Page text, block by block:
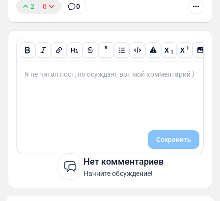
2 0 0
" X 1 X 1
Сохранить
Нет комментариев
Начните обсуждение!